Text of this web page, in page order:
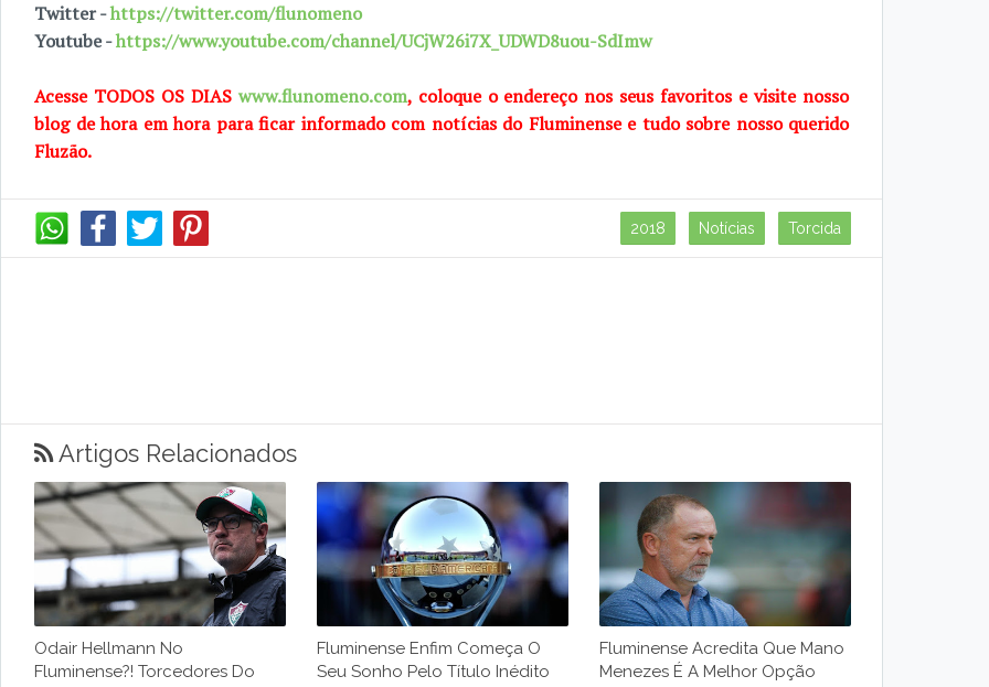
Twitter -https://twitter.com/flunomeno
Youtube -https://www.youtube.com/channel/UCjW26i7X_UDWD8uou-SdImw
Acesse TODOS OS DIAS www.flunomeno.com, coloque o endereço nos seus favoritos e visite nosso
blog de hora em hora para ficar informado com notícias do Fluminense e tudo sobre nosso querido
Fluzão.
2018 Notícias Torcida
Artigos Relacionados
Odair Hellmann No
Fluminense?! Torcedores Do
Fluminense Enfim Começa O
Seu Sonho Pelo Título Inédito
Fluminense Acredita Que Mano
Menezes É A Melhor Opção